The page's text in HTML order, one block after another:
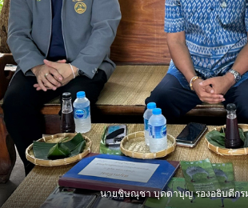
นายชิษณุชา บุดดาบุญ รองอธิบดีกร